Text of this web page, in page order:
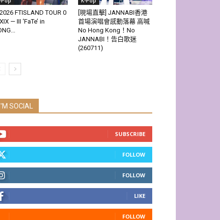
FTISLAND TOUR 0
— III ‘FaTe’ in
[現場直擊] JANNABI香港
首場演唱會感動落幕 高喊
No Hong Kong！No
JANNABI！告白歌迷
(260711)
SOCIAL
SUBSCRIBE
FOLLOW
FOLLOW
LIKE
FOLLOW